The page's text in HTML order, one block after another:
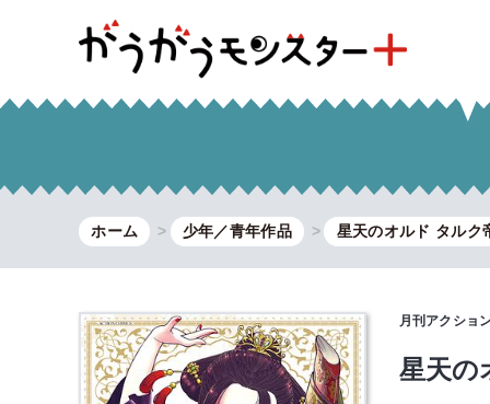
ホーム 少年／青年作品 星天のオルド タルク
月刊アクショ
星天の